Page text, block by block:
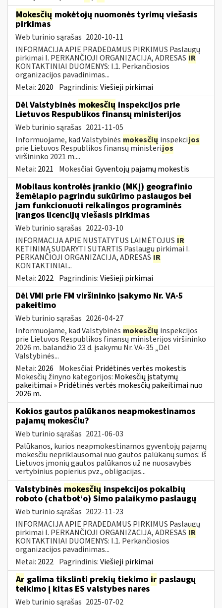
Mokesčių mokėtojų nuomonės tyrimų viešasis
pirkimas
Web turinio sąrašas 2020-10-11
INFORMACIJA APIE PRADEDAMUS PIRKIMUS Paslaugų
pirkimai I. PERKANČIOJI ORGANIZACIJA, ADRESAS IR
KONTAKTINIAI DUOMENYS: I.1. Perkančiosios
organizacijos pavadinimas...
Metai: 2020 Pagrindinis:Viešieji pirkimai
Dėl Valstybinės mokesčių inspekcijos prie
Lietuvos Respublikos finansų ministerijos
Web turinio sąrašas 2021-11-05
Informuojame, kad Valstybinės mokesčių inspekcijos
prie Lietuvos Respublikos finansų ministerijos
viršininko 2021 m....
Metai: 2021 Mokesčiai:Gyventojų pajamų mokestis
Mobilaus kontrolės įrankio (MKĮ) geografinio
žemėlapio pagrindu sukūrimo paslaugos bei
jam funkcionuoti reikalingos programinės
įrangos licencijų viešasis pirkimas
Web turinio sąrašas 2022-03-10
INFORMACIJA APIE NUSTATYTUS LAIMĖTOJUS IR
KETINIMĄ SUDARYTI SUTARTIS Paslaugų pirkimai I.
PERKANČIOJI ORGANIZACIJA, ADRESAS IR
KONTAKTINIAI...
Metai: 2022 Pagrindinis:Viešieji pirkimai
Dėl VMI prie FM viršininko įsakymo Nr. VA-5
pakeitimo
Web turinio sąrašas 2026-04-27
Informuojame, kad Valstybinės mokesčių inspekcijos
prie Lietuvos Respublikos finansų ministerijos viršininko
2026 m. balandžio 23 d. įsakymu Nr. VA-35 „Dėl
Valstybinės...
Metai: 2026 Mokesčiai: Pridėtinės vertės mokestis
Mokesčių žinyno kategorijos: Mokesčių įstatymų
pakeitimai » Pridėtinės vertės mokesčių pakeitimai nuo
2026 m.
Kokios gautos palūkanos neapmokestinamos
pajamų mokesčiu?
Web turinio sąrašas 2021-06-03
Palūkanos, kurios neapmokestinamos gyventojų pajamų
mokesčiu nepriklausomai nuo gautos palūkanų sumos: iš
Lietuvos įmonių gautos palūkanos už ne nuosavybės
vertybinius popierius pvz., obligacijas...
Valstybinės mokesčių inspekcijos pokalbių
roboto (chatbot‘o) Simo palaikymo paslaugų
Web turinio sąrašas 2022-11-23
INFORMACIJA APIE PRADEDAMUS PIRKIMUS Paslaugų
pirkimai I. PERKANČIOJI ORGANIZACIJA, ADRESAS IR
KONTAKTINIAI DUOMENYS: I.1. Perkančiosios
organizacijos pavadinimas...
Metai: 2022 Pagrindinis:Viešieji pirkimai
Ar galima tikslinti prekių tiekimo ir paslaugų
teikimo į kitas ES valstybes nares
Web turinio sąrašas 2025-07-02